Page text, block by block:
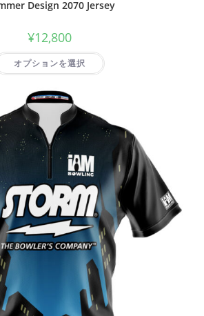
Design 2070 Jersey
¥12,800
オプションを選択